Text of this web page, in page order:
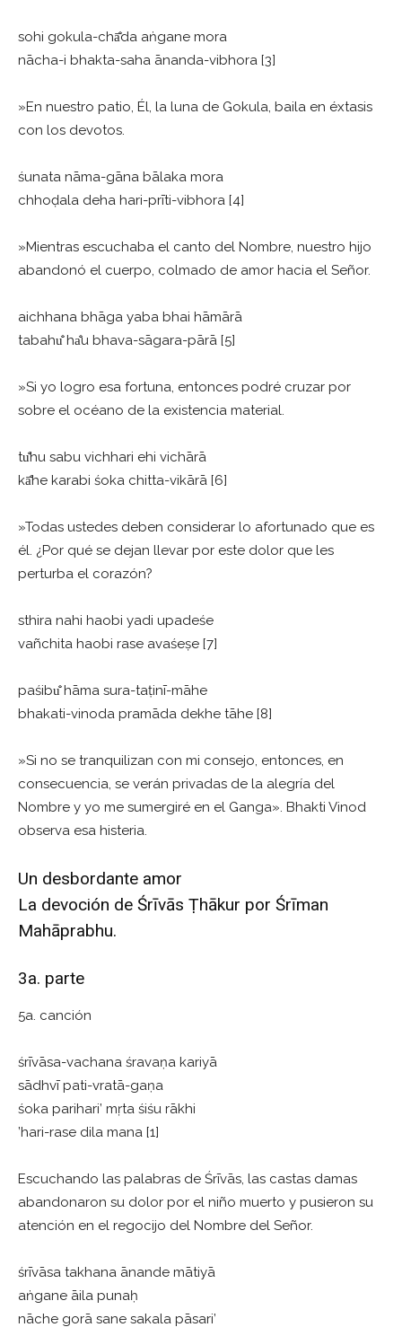
sohi gokula-chā̐da aṅgane mora
nācha-i bhakta-saha ānanda-vibhora [3]
»En nuestro patio, Él, la luna de Gokula, baila en éxtasis
con los devotos.
śunata nāma-gāna bālaka mora
chhoḍala deha hari-prīti-vibhora [4]
»Mientras escuchaba el canto del Nombre, nuestro hijo
abandonó el cuerpo, colmado de amor hacia el Señor.
aichhana bhāga yaba bhai hāmārā
tabahu̐ ha̐u bhava-sāgara-pārā [5]
»Si yo logro esa fortuna, entonces podré cruzar por
sobre el océano de la existencia material.
tu̐hu sabu vichhari ehi vichārā
kā̐he karabi śoka chitta-vikārā [6]
»Todas ustedes deben considerar lo afortunado que es
él. ¿Por qué se dejan llevar por este dolor que les
perturba el corazón?
sthira nahi haobi yadi upadeśe
vañchita haobi rase avaśeṣe [7]
paśibu̐ hāma sura-taṭinī-māhe
bhakati-vinoda pramāda dekhe tāhe [8]
»Si no se tranquilizan con mi consejo, entonces, en
consecuencia, se verán privadas de la alegría del
Nombre y yo me sumergiré en el Ganga». Bhakti Vinod
observa esa histeria.
Un desbordante amor
La devoción de Śrīvās Ṭhākur por Śrīman
Mahāprabhu.
3a. parte
5a. canción
śrīvāsa-vachana śravaṇa kariyā
sādhvī pati-vratā-gaṇa
śoka parihari’ mṛta śiśu rākhi
’hari-rase dila mana [1]
Escuchando las palabras de Śrīvās, las castas damas
abandonaron su dolor por el niño muerto y pusieron su
atención en el regocijo del Nombre del Señor.
śrīvāsa takhana ānande mātiyā
aṅgane āila punaḥ
nāche gorā sane sakala pāsari’